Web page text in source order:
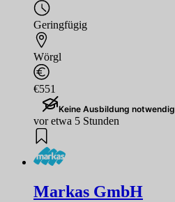
Geringfügig
Wörgl
€551
Keine Ausbildung notwendig
vor etwa 5 Stunden
Markas GmbH